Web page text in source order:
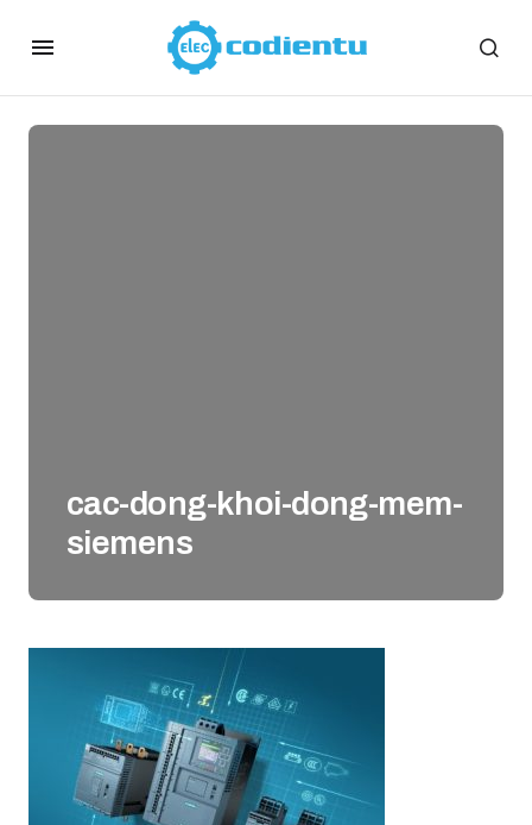
cac-dong-khoi-dong-mem-
siemens